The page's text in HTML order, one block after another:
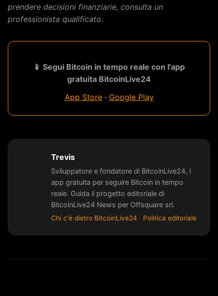
prendere decisioni finanziarie, consulta un
professionista qualificato.
📱 Segui Bitcoin in tempo reale con l'app
gratuita BitcoinLive24
App Store· Google Play
Trevis
Sviluppatore e fondatore di BitcoinLive24, l
app gratuita per seguire Bitcoin in tempo
reale. Guida il progetto editoriale di
BitcoinLive24 News per Offsquare srl.
Chi c'è dietro BitcoinLive24 · Politica editoriale